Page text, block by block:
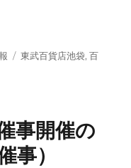
タ
東武百貨店池袋,百
事開催の
事）